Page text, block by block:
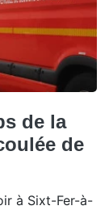
de la
de
à Sixt-Fer-à-